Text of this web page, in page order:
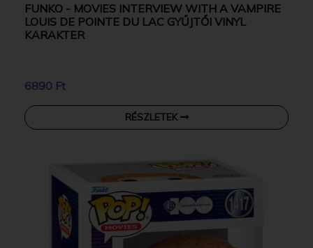
FUNKO - MOVIES INTERVIEW WITH A VAMPIRE
LOUIS DE POINTE DU LAC GYŰJTŐI VINYL
KARAKTER
6890 Ft
RÉSZLETEK